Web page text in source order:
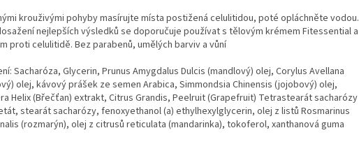
krouživými pohyby masírujte místa postižená celulitidou, poté opláchněte vodou.
nejlepších výsledků se doporučuje používat s tělovým krémem Fitessential a
proti celulitidě. Bez parabenů, umělých barviv a vůní
Sacharóza, Glycerin, Prunus Amygdalus Dulcis (mandlový) olej, Corylus Avellana
olej, kávový prášek ze semen Arabica, Simmondsia Chinensis (jojobový) olej,
Helix (Břečťan) extrakt, Citrus Grandis, Peelruit (Grapefruit) Tetrastearát sacharózy
stearát sacharózy, fenoxyethanol (a) ethylhexylglycerin, olej z listů Rosmarinus
(rozmarýn), olej z citrusů reticulata (mandarinka), tokoferol, xanthanová guma